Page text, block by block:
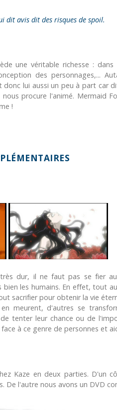
dit avis dit des risques de spoil.
une véritable richesse :
des personnages,...
donc lui aussi un peu à part car
procure l'animé. Mermaid
!
dur, il ne faut pas se fier
les humains. En effet, tout
sacrifier pour obtenir la vie
meurent, d'autres se
tenter leur chance ou de
à ce genre de personnes et
Kaze en deux parties. D'un
De l'autre nous avons un DVD